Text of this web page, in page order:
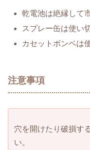
乾電池は絶縁して
スプレー缶は使い
カセットボンベは
注意事項
穴を開けたり破損す
い。